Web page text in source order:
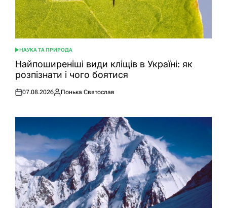
ОПУБЛІКУВАТИ
У
НАУКА ТА ПРИРОДА
Найпоширеніші види кліщів в Україні: як
розпізнати і чого боятися
Оприлюднено
07.08.2026
Опубліковано
Понька Святослав